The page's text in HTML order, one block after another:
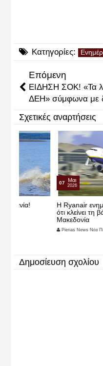
Κατηγορίες:
Επόμενη
EIΔΗΣΗ ΣΟΚ! «Τα
ΔΕΗ» σύμφωνα με
Σχετικές αναρτήσεις
07 Μαι
2026
H Ryanair ενημέρωσε
ότι κλείνει τη βάση της
Pierias News Νέα Πιερίας 7-5-
Δημοσίευση σχολίου